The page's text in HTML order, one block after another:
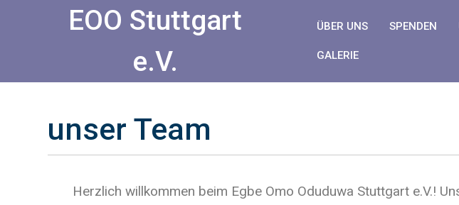
EOO Stuttgart
e.V.
ÜBER UNS SPENDEN
GALERIE
unser Team
Herzlich willkommen beim Egbe Omo Oduduwa Stuttgart e.V.!